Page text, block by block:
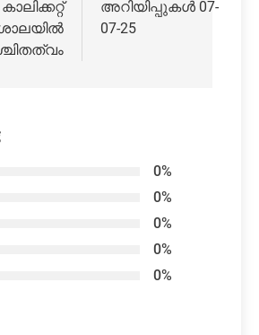
കാലിക്കറ്റ്
അറിയിപ്പുകൾ 07-
07-25
0%
0%
0%
0%
0%